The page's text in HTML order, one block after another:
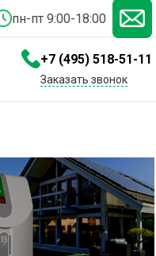
пн-пт 9:00-18:00
+7 (495) 518-51-11
Заказать звонок